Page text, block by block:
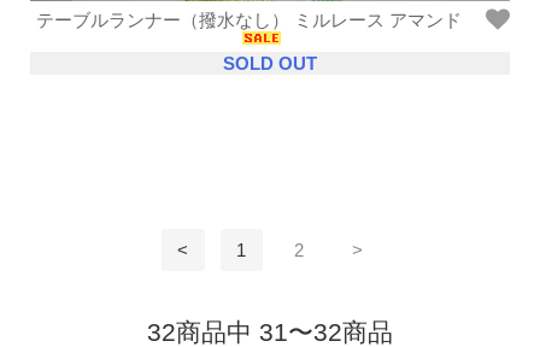
テーブルランナー（撥水なし） ミルレース アマンド
SOLD OUT
< 1 2 >
32商品中 31〜32商品